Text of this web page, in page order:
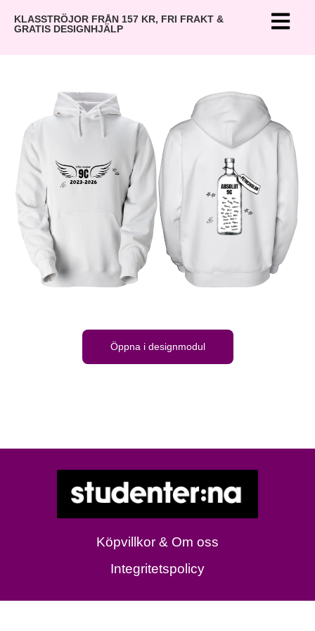
KLASSTRÖJOR FRÅN 157 KR, FRI FRAKT &
GRATIS DESIGNHJÄLP
Öppna i designmodul
Köpvillkor & Om oss
Integritetspolicy